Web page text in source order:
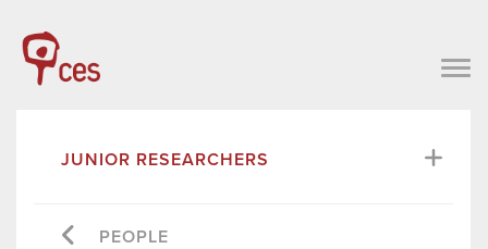
JUNIOR RESEARCHERS
PEOPLE